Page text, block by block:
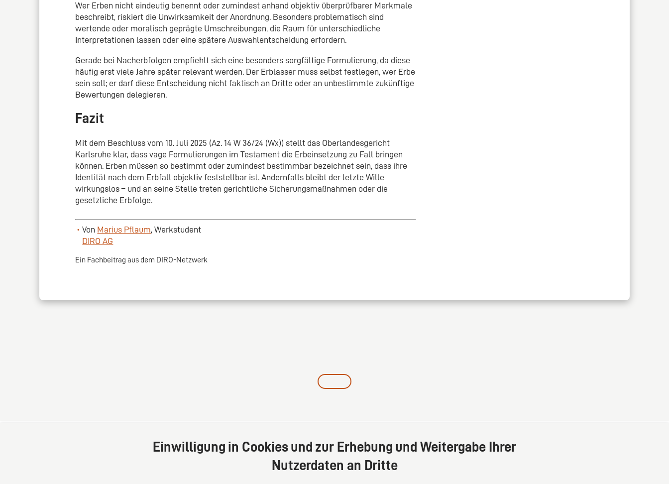
Wer Erben nicht eindeutig benennt oder zumindest anhand objektiv überprüfbarer Merkmale
beschreibt, riskiert die Unwirksamkeit der Anordnung. Besonders problematisch sind
wertende oder moralisch geprägte Umschreibungen, die Raum für unterschiedliche
Interpretationen lassen oder eine spätere Auswahlentscheidung erfordern.
Gerade bei Nacherbfolgen empfiehlt sich eine besonders sorgfältige Formulierung, da diese
häufig erst viele Jahre später relevant werden. Der Erblasser muss selbst festlegen, wer Erbe
sein soll; er darf diese Entscheidung nicht faktisch an Dritte oder an unbestimmte zukünftige
Bewertungen delegieren.
Fazit
Mit dem Beschluss vom 10. Juli 2025 (Az. 14 W 36/24 (Wx)) stellt das Oberlandesgericht
Karlsruhe klar, dass vage Formulierungen im Testament die Erbeinsetzung zu Fall bringen
können. Erben müssen so bestimmt oder zumindest bestimmbar bezeichnet sein, dass ihre
Identität nach dem Erbfall objektiv feststellbar ist. Andernfalls bleibt der letzte Wille
wirkungslos – und an seine Stelle treten gerichtliche Sicherungsmaßnahmen oder die
gesetzliche Erbfolge.
Von Marius Pflaum, Werkstudent
DIRO AG
Ein Fachbeitrag aus dem DIRO-Netzwerk
Einwilligung in Cookies und zur Erhebung und Weitergabe Ihrer
Nutzerdaten an Dritte